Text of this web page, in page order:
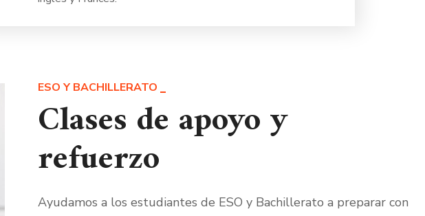
ESO Y BACHILLERATO
Clases de apoyo y
refuerzo
Ayudamos a los estudiantes de ESO y Bachillerato a preparar con